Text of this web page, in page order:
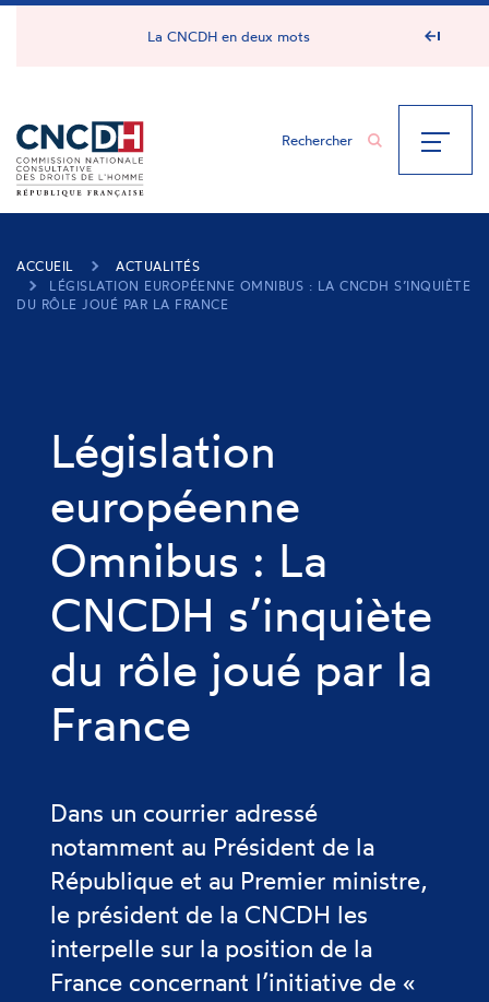
Panneau de gestion des cookies
La CNCDH en deux mots
ACCUEIL
ACTUALITÉS
LÉGISLATION EUROPÉENNE OMNIBUS : LA CNCDH S’INQUIÈTE
DU RÔLE JOUÉ PAR LA FRANCE
Législation
européenne
Omnibus : La
CNCDH s’inquiète
du rôle joué par la
France
Dans un courrier adressé
notamment au Président de la
République et au Premier ministre,
le président de la CNCDH les
interpelle sur la position de la
France concernant l’initiative de «